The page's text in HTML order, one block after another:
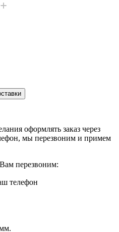
оформлять заказ через
мы перезвоним и примем
перезвоним:
телефон